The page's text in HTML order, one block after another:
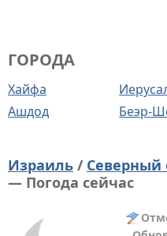
ГОРОДА
Хайфа
Ашдод
Беэр-
Израиль / Северный
— Погода сейчас